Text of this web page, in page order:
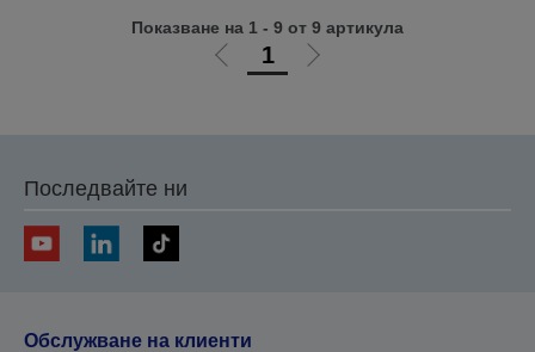
Отиди
1
Отиди
Показване на 1 - 9 от 9 артикула
Последвайте ни
Обслужване на клиенти